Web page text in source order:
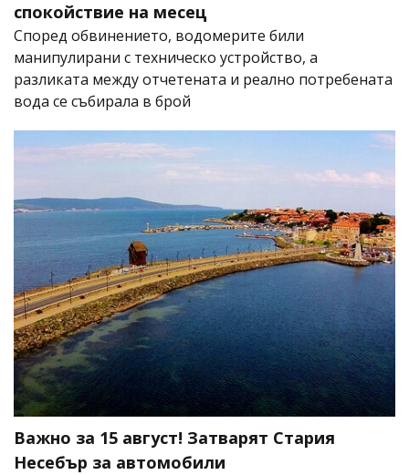
спокойствие на месец
Според обвинението, водомерите били
манипулирани с техническо устройство, а
разликата между отчетената и реално потребената
вода се събирала в брой
Важно за 15 август! Затварят Стария
Несебър за автомобили